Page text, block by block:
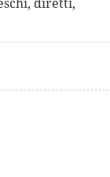
diretti,